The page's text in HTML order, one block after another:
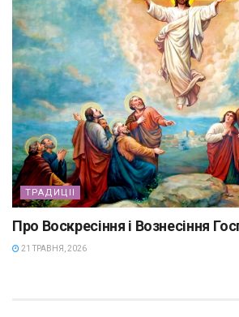
ТРАДИЦІІ
Про Воскресіння і Вознесіння
21 ТРАВНЯ, 2026